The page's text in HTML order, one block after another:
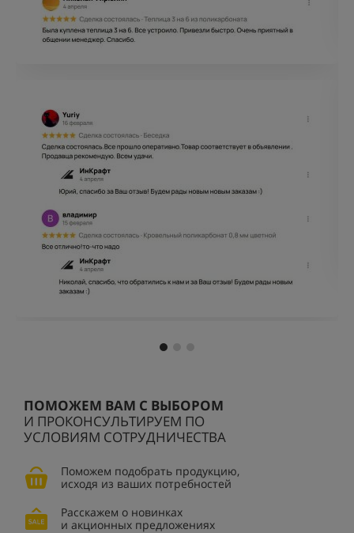
ПОМОЖЕМ ВАМ С ВЫБОРОМ
И ПРОКОНСУЛЬТИРУЕМ ПО
УСЛОВИЯМ СОТРУДНИЧЕСТВА
Поможем подобрать продукцию,
исходя из ваших потребностей
Расскажем о новинках
и акционных предложениях